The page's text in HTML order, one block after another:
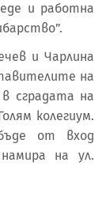
и работна
и Чарлина
на
сградата на
колегиум.
от вход
на ул.